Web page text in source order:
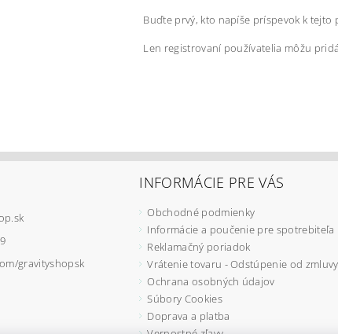
Buďte prvý, kto napíše príspevok k tejto
Len registrovaní používatelia môžu
gravityshopsk
INFORMÁCIE PRE VÁS
Obchodné podmienky
Informácie a poučenie pre spotrebiteľa
Reklamačný poriadok
Vrátenie tovaru - Odstúpenie od zmluvy
Ochrana osobných údajov
Súbory Cookies
Doprava a platba